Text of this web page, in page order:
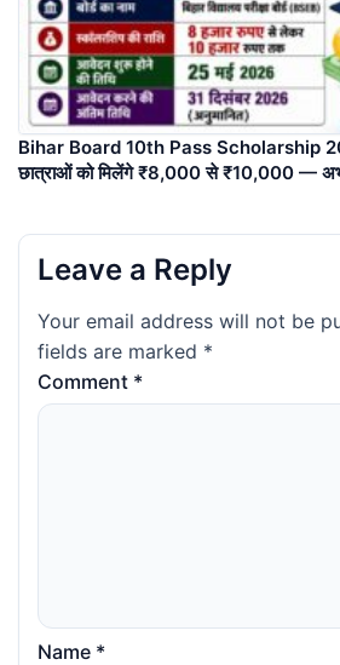
Bihar Board 10th Pass Scholarship
छात्राओं को मिलेंगे ₹8,000 से ₹10,000 —
Leave a Reply
Your email address will not be
fields are marked *
Comment *
Name *